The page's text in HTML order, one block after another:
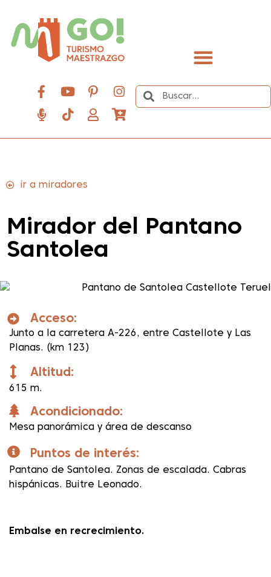
ir a miradores
Mirador del Pantano
Santolea
Acceso:
Junto a la carretera A-226, entre Castellote y Las
Planas. (km 123)
Altitud:
615 m.
Acondicionado:
Mesa panorámica y área de descanso
Puntos de interés:
Pantano de Santolea. Zonas de escalada. Cabras
hispánicas. Buitre Leonado.
Embalse en recrecimiento.